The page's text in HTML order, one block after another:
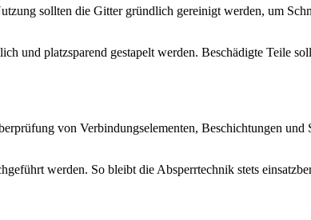
sollten die Gitter gründlich gereinigt werden, um
und platzsparend gestapelt werden. Beschädigte Teile
von Verbindungselementen, Beschichtungen
werden. So bleibt die Absperrtechnik stets